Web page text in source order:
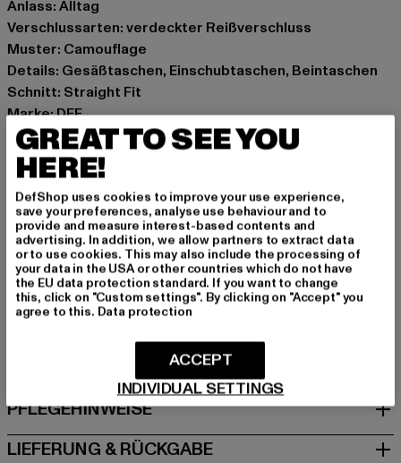
Anlass: Alltag
Verschlussarten: verdeckter Reißverschluss
Muster: Camouflage
Details: Gesäßtaschen, Einschubtaschen, Beintaschen
Schnitt: Straight Fit
Marke: DEF
Kat.: Straight Fit Jeans
Farbe: camouflage
Hersteller Farbe: blue camo
Materialzusammensetzung: 100% Baumwolle
Art.Nr: DFLJS197-01697
Hersteller: TB International GmbH |info@tbint.de
Dr.-Robert-Murjahn-Straße 7 | 64372 Ober-Ramstadt |
DE
GRÖSSE & PASSFORM
PFLEGEHINWEISE
LIEFERUNG & RÜCKGABE
GREAT TO SEE YOU
HERE!
DefShop uses cookies to improve your use experience,
save your preferences, analyse use behaviour and to
provide and measure interest-based contents and
advertising. In addition, we allow partners to extract data
or to use cookies. This may also include the processing of
your data in the USA or other countries which do not have
the EU data protection standard. If you want to change
this, click on "Custom settings". By clicking on "Accept" you
agree to this. Data protection
INDIVIDUAL SETTINGS
ACCEPT